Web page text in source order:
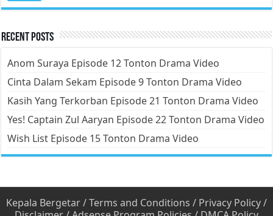
Recent Posts
Anom Suraya Episode 12 Tonton Drama Video
Cinta Dalam Sekam Episode 9 Tonton Drama Video
Kasih Yang Terkorban Episode 21 Tonton Drama Video
Yes! Captain Zul Aaryan Episode 22 Tonton Drama Video
Wish List Episode 15 Tonton Drama Video
Kepala Bergetar/Terms and Conditions / Privacy Policy/